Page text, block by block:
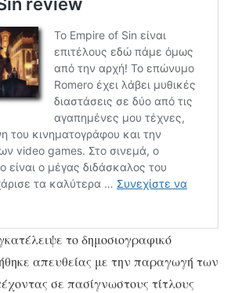
το δημοσιογραφικό
απευθείας με την παραγωγή των
σε πασίγνωστους τίτλους